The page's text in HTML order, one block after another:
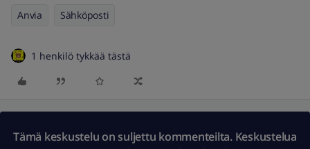
Anvia Sähköposti
1 henkilö tykkää tästä
Tämä keskustelu on suljettu kommenteilta. Keskustelua